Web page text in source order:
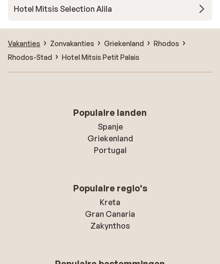
Hotel Mitsis Selection Alila
Vakanties Zonvakanties Griekenland
Rhodos
Rhodos-Stad
Hotel Mitsis Petit Palais
Populaire landen
Spanje
Griekenland
Portugal
Populaire regio's
Kreta
Gran Canaria
Zakynthos